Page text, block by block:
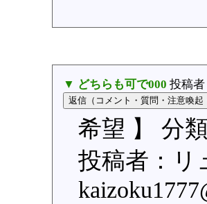
▼ どちらも可で000 投稿者
希望 】 分
投稿者：リ